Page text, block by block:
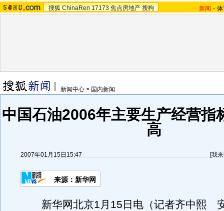
搜狐 ChinaRen 17173 焦点房地产 搜狗 新闻 -
新闻中心 > 国内新闻
中国石油2006年主要生产经营指
高
2007年01月15日15:47 [我
来源：新华网
新华网北京1月15日电（记者齐中熙